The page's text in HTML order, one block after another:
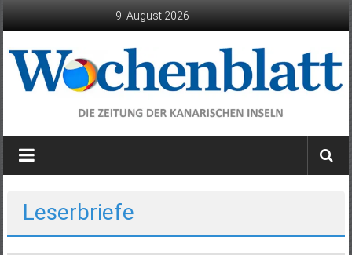
9. August 2026
Wochenblatt
die
Kanarischen
Inseln
Leserbriefe